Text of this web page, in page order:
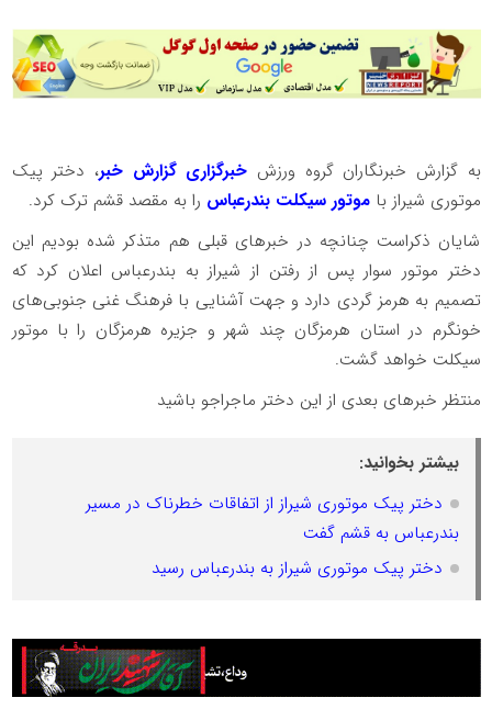
به گزارش خبرنگاران گروه ورزش خبرگزاری گزارش خبر، دختر پیک
موتوری شیراز باموتور سیکلت بندرعباس را به مقصد قشم ترک کرد.
شایان ذکراست چنانچه در خبرهای قبلی هم متذکر شده بودیم این
دختر موتور سوار پس از رفتن از شیراز به بندرعباس اعلان کرد که
تصمیم به هرمز گردی دارد و جهت آشنایی با فرهنگ غنی جنوبی‌های
خونگرم در استان هرمزگان چند شهر و جزیره هرمزگان را با موتور
سیکلت خواهد گشت.
منتظر خبرهای بعدی از این دختر ماجراجو باشید
بیشتر بخوانید:
دختر پیک موتوری شیراز از اتفاقات خطرناک در مسیر
بندرعباس به قشم گفت
دختر پیک موتوری شیراز به بندرعباس رسید